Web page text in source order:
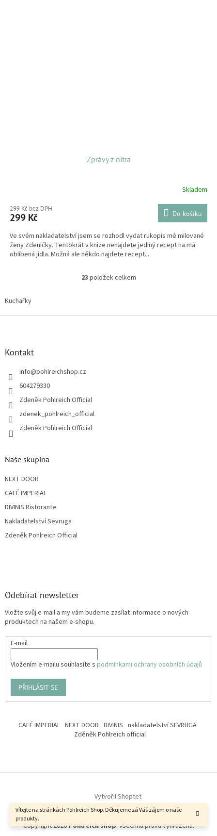
Vítejte na stránkách Pohlreich Shop. Děkujeme zá Váš zájem o naše
produkty.
Zprávy z nitra
Skladem
299 Kč bez DPH
299 Kč Do košíku
Ve svém nakladatelství jsem se rozhodl vydat rukopis mé milované
ženy Zdeničky. Tentokrát v knize nenajdete jediný recept na má
oblíbená jídla. Možná ale někdo najdete recept...
O
d
23 položek celkem
Kuchařky
Kontakt
info@pohlreichshop.cz
604279330
Zdeněk Pohlreich Official
zdenek_pohlreich_official
Zdeněk Pohlreich Official
Naše skupina
NEXT DOOR
CAFÉ IMPERIAL
DIVINIS Ristorante
Nakladatelství Sevruga
Zdeněk Pohlreich Official
Odebírat newsletter
Vložte svůj e-mail a my vám budeme zasílat informace o nových
produktech na našem e-shopu.
E-mail
Vložením e-mailu souhlasíte s podmínkami ochrany osobních údajů
PŘIHLÁSIT SE
CAFÉ IMPERIAL NEXT DOOR DIVINIS nakladatelství SEVRUGA
Zděněk Pohlreich official
Vytvořil Shoptet
Copyright 2026Pohlreich shop. Všechna práva vyhrazena.